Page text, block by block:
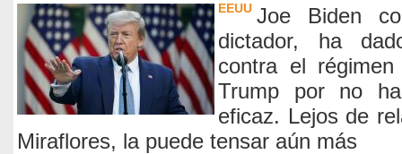
EEUU Joe Biden
dictador, ha
contra el
Trump por no
eficaz. Lejos de
Miraflores, la puede tensar aún más